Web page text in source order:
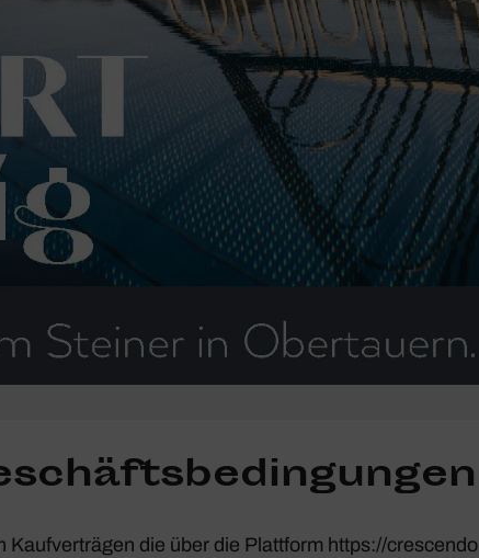
Kauf­ver­trägen die über die Platt­form https://​crescendo​